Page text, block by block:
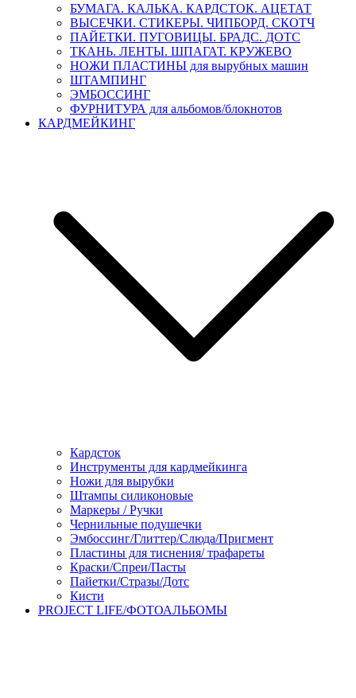
БУМАГА. КАЛЬКА. КАРДСТОК. АЦЕТАТ
ВЫСЕЧКИ. СТИКЕРЫ. ЧИПБОРД. СКОТЧ
ПАЙЕТКИ. ПУГОВИЦЫ. БРАДС. ДОТС
ТКАНЬ. ЛЕНТЫ. ШПАГАТ. КРУЖЕВО
НОЖИ ПЛАСТИНЫ для вырубных машин
ШТАМПИНГ
ЭМБОССИНГ
ФУРНИТУРА для альбомов/блокнотов
КАРДМЕЙКИНГ
Кардсток
Инструменты для кардмейкинга
Ножи для вырубки
Штампы силиконовые
Маркеры / Ручки
Чернильные подушечки
Эмбоссинг/Глиттер/Слюда/Пригмент
Пластины для тиснения/ трафареты
Краски/Спреи/Пасты
Пайетки/Стразы/Дотс
Кисти
PROJECT LIFE/ФОТОАЛЬБОМЫ